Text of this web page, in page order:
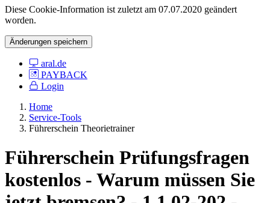
Diese Cookie-Information ist zuletzt am 07.07.2020 geändert
worden.
Änderungen speichern
aral.de
PAYBACK
Login
Home
Service-Tools
Führerschein Theorietrainer
Führerschein Prüfungsfragen
kostenlos - Warum müssen Sie